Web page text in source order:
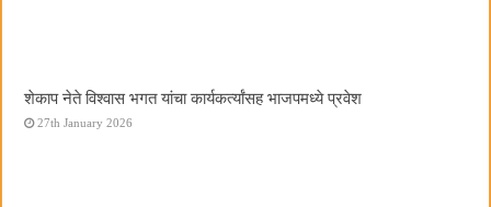
शेकाप नेते विश्वास भगत यांचा कार्यकर्त्यांसह भाजपमध्ये प्रवेश
27th January 2026